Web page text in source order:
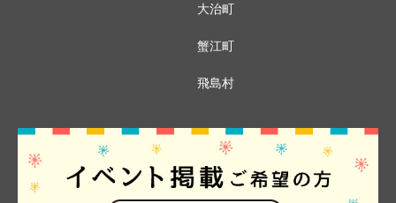
大治町
蟹江町
飛島村